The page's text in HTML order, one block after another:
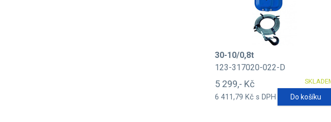
30-10/0,8t
123-317020-022-D
5 299,- Kč
6 411,79 Kč s DPH Do košíku